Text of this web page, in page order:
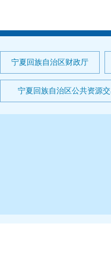
宁夏回族自治区财政厅
宁夏回族自治区公共资源交